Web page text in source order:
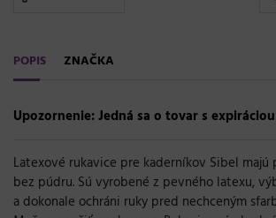
POPIS ZNAČKA
Upozornenie: Jedná sa o tovar s
Latexové rukavice pre kaderníkov Sibel majú
bez púdru. Sú vyrobené z pevného latexu,
a dokonale ochráni ruky pred nechceným